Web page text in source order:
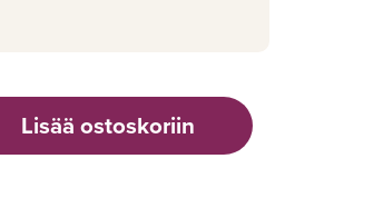
Lisää ostoskoriin